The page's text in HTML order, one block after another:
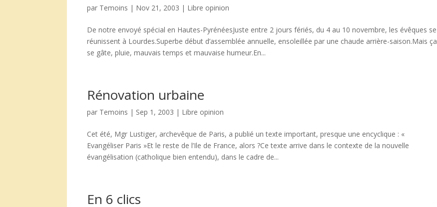
par Temoins | Nov 21, 2003 | Libre opinion
De notre envoyé spécial en Hautes-PyrénéesJuste entre 2 jours fériés, du 4 au 10 novembre, les évêques se
réunissent à Lourdes.Superbe début d’assemblée annuelle, ensoleillée par une chaude arrière-saison.Mais ça
se gâte, pluie, mauvais temps et mauvaise humeur.En...
Rénovation urbaine
par Temoins | Sep 1, 2003 | Libre opinion
Cet été, Mgr Lustiger, archevêque de Paris, a publié un texte important, presque une encyclique : «
Evangéliser Paris »Et le reste de l’Ile de France, alors ?Ce texte arrive dans le contexte de la nouvelle
évangélisation (catholique bien entendu), dans le cadre de...
En 6 clics